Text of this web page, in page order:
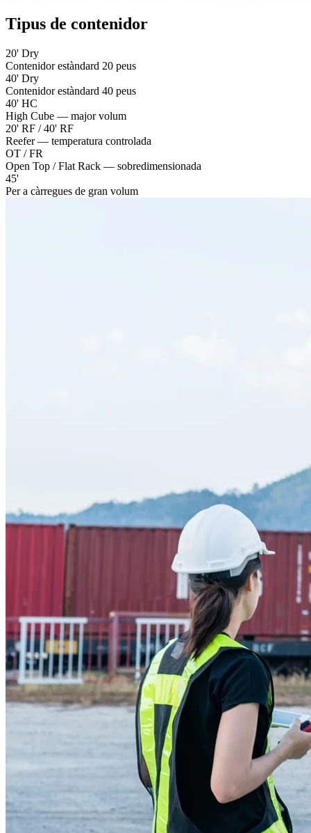
Tipus de contenidor
20' Dry
Contenidor estàndard 20 peus
40' Dry
Contenidor estàndard 40 peus
40' HC
High Cube — major volum
20' RF / 40' RF
Reefer — temperatura controlada
OT / FR
Open Top / Flat Rack — sobredimensionada
45'
Per a càrregues de gran volum